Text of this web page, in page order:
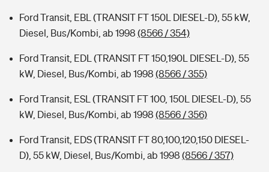
Ford Transit, EBL (TRANSIT FT 150L DIESEL-D), 55 kW,
Diesel, Bus/Kombi, ab 1998 (8566 / 354)
Ford Transit, EDL (TRANSIT FT 150,190L DIESEL-D), 55
kW, Diesel, Bus/Kombi, ab 1998 (8566 / 355)
Ford Transit, ESL (TRANSIT FT 100, 150L DIESEL-D), 55
kW, Diesel, Bus/Kombi, ab 1998 (8566 / 356)
Ford Transit, EDS (TRANSIT FT 80,100,120,150 DIESEL-
D), 55 kW, Diesel, Bus/Kombi, ab 1998 (8566 / 357)